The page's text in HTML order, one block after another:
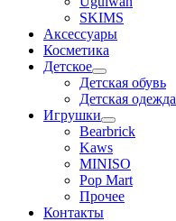
SKIMS
Аксессуары
Косметика
Детское
Детская обувь
Детская одежда
Игрушки
Bearbrick
Kaws
MINISO
Pop Mart
Прочее
Контакты